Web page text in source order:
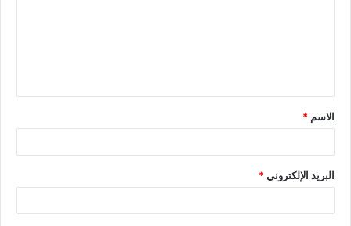
الاسم *
البريد الإلكتروني*